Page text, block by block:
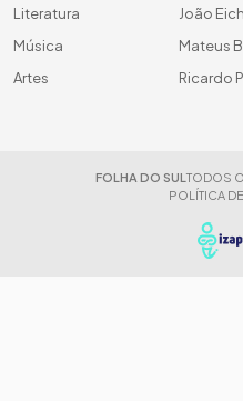
Literatura
Música
Artes
João
Mateus
Ricardo
FOLHA DO SUL TODOS
POLÍTICA